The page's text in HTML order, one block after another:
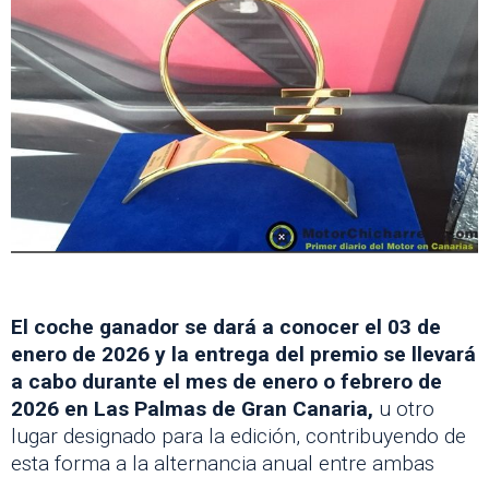
El coche ganador se dará a conocer el 03 de
enero de 2026 y la entrega del premio se llevará
a cabo durante el mes de enero o febrero de
2026 en Las Palmas de Gran Canaria, u otro
lugar designado para la edición, contribuyendo de
esta forma a la alternancia anual entre ambas